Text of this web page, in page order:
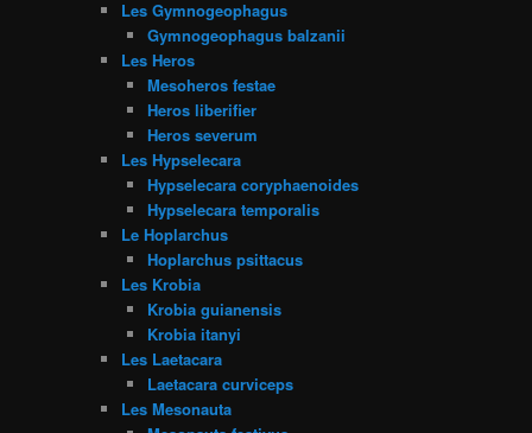
Les Gymnogeophagus
Gymnogeophagus balzanii
Les Heros
Mesoheros festae
Heros liberifier
Heros severum
Les Hypselecara
Hypselecara coryphaenoides
Hypselecara temporalis
Le Hoplarchus
Hoplarchus psittacus
Les Krobia
Krobia guianensis
Krobia itanyi
Les Laetacara
Laetacara curviceps
Les Mesonauta